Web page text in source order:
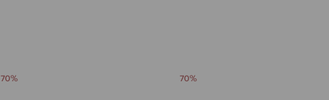
70% 70%